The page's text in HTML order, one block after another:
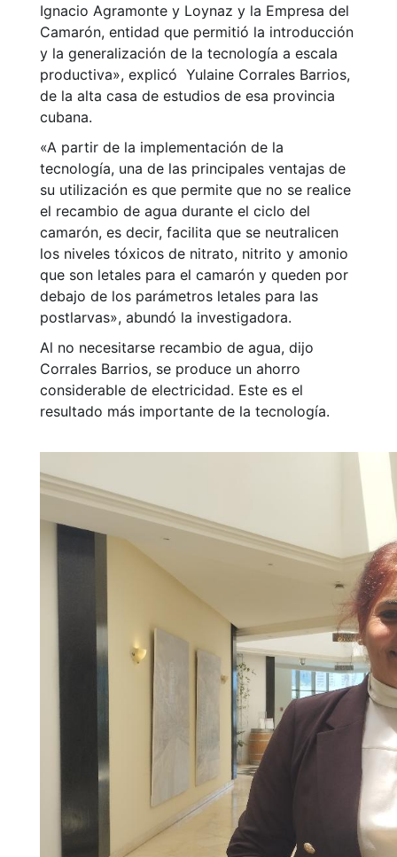
Ignacio Agramonte y Loynaz y la Empresa del
Camarón, entidad que permitió la introducción
y la generalización de la tecnología a escala
productiva», explicó Yulaine Corrales Barrios,
de la alta casa de estudios de esa provincia
cubana.
«A partir de la implementación de la
tecnología, una de las principales ventajas de
su utilización es que permite que no se realice
el recambio de agua durante el ciclo del
camarón, es decir, facilita que se neutralicen
los niveles tóxicos de nitrato, nitrito y amonio
que son letales para el camarón y queden por
debajo de los parámetros letales para las
postlarvas», abundó la investigadora.
Al no necesitarse recambio de agua, dijo
Corrales Barrios, se produce un ahorro
considerable de electricidad. Este es el
resultado más importante de la tecnología.